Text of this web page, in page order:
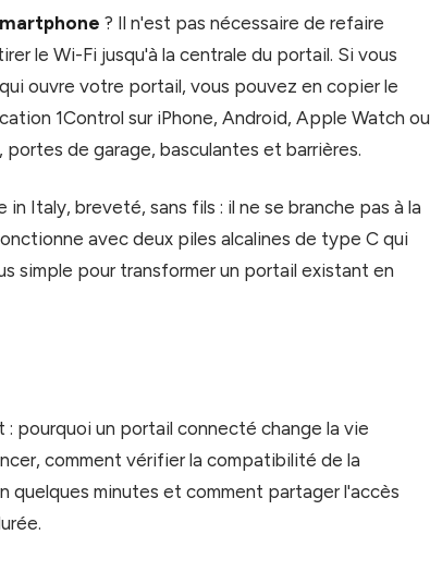
? Il n'est pas nécessaire de refaire
le Wi-Fi jusqu'à la centrale du portail. Si vous
ouvre votre portail, vous pouvez en copier le
1Control sur iPhone, Android, Apple Watch ou
de garage, basculantes et barrières.
Italy, breveté, sans fils : il ne se branche pas à la
avec deux piles alcalines de type C qui
simple pour transformer un portail existant en
pourquoi un portail connecté change la vie
comment vérifier la compatibilité de la
quelques minutes et comment partager l'accès